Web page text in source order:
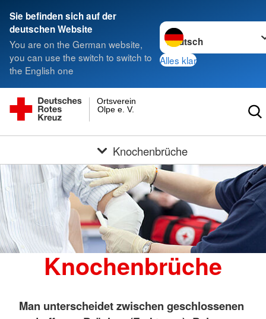
Sie befinden sich auf der
deutschen Website
You are on the German website,
you can use the switch to switch to
the English one
Sprache wechseln zu
Alles klar
Olpe e. V.
Ortsverein
Knochenbrüche
Knochenbrüche
Man unterscheidet zwischen geschlossenen